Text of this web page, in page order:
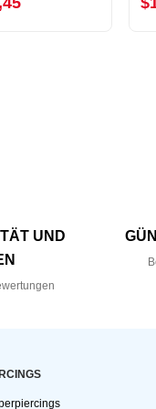
UND